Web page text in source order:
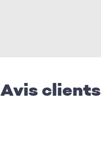
Avis clients